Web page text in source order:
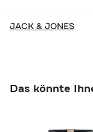
JACK & JONES
Das könnte